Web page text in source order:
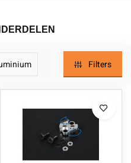
Filters